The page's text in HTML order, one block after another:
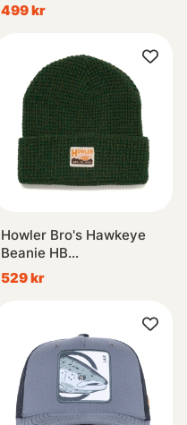
499 kr
Howler Bro's Hawkeye
Beanie HB
Manufacturing Co. -
Forest Moss
529 kr